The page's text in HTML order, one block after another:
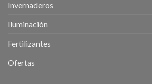
Invernaderos
Iluminación
Fertilizantes
Ofertas